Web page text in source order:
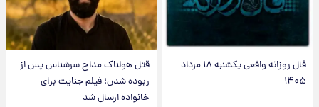
فال روزانه واقعی یکشنبه ۱۸ مرداد
۱۴۰۵
قتل هولناک مداح سرشناس پس از
ربوده شدن؛ فیلم جنایت برای
خانواده ارسال شد